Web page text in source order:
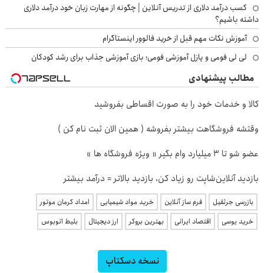
کسب درآمد دلاری از تدریس آنلاین | چگونه از مهارت زبان خود درآمد دلاری
داشته باشیم؟
آموزش نکات مهم قبل از خرید فالوور اینستاگرام
لی لی فومی و پازل آموزشی فومی؛ بازی آموزشی جذاب برای رشد کودکان
مطالب پیشنهادی
کالا و خدمات خود را به صورت اقساطی بفروشید
وقتشه فروشگاهت بیشتر بفروشه ( همین الان ثبت نام کن )
عضو شو تا 3 میلیارد وام بگیر « ویژه فروشگاه ها »
بازدید آنلاین‌شاپت رو زیاد کن، بازدید بالاتر = درآمد بیشتر
بازرسی جرثقیل فرم ساز آنلاین خرید مواد شیمیایی
امداد کرمان موتور
خرید یوسی
اقتصاد ایرانی بهترین بروکر ارز دیجیتال بلیط اتوبوس
نسخه دسکتاپ